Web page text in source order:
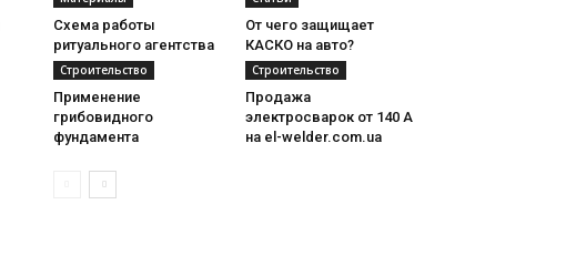
Схема работы
ритуального агентства
От чего защищает
КАСКО на авто?
Строительство
Применение
грибовидного
фундамента
Строительство
Продажа
электросварок от 140 А
на el-welder.com.ua